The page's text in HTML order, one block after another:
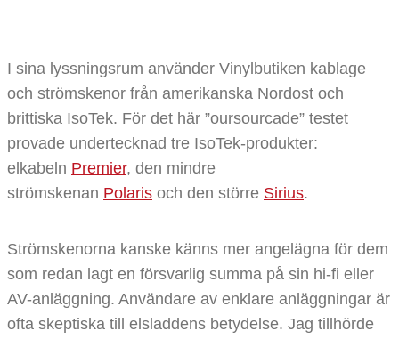
I sina lyssningsrum använder Vinylbutiken kablage
och strömskenor från amerikanska Nordost och
brittiska IsoTek. För det här ”oursourcade” testet
provade undertecknad tre IsoTek-produkter:
elkabeln Premier, den mindre
strömskenan Polaris och den större Sirius.
Strömskenorna kanske känns mer angelägna för dem
som redan lagt en försvarlig summa på sin hi-fi eller
AV-anläggning. Användare av enklare anläggningar är
ofta skeptiska till elsladdens betydelse. Jag tillhörde